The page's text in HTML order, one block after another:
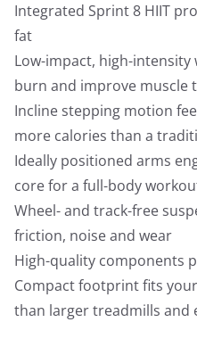
Integrated Sprint 8 HIIT
fat
Low-impact, high-
burn and improve muscle
Incline stepping motion
more calories than a
Ideally positioned arms
core for a full-body
Wheel- and track-free
friction, noise and wear
High-quality components
Compact footprint fits
than larger treadmills and